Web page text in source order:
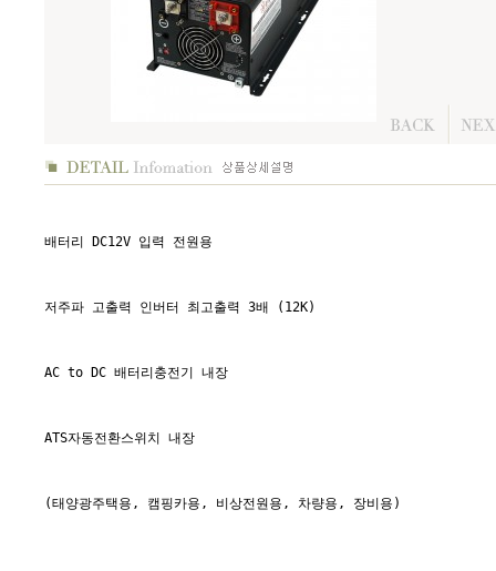
배터리 DC12V 입력 전원용
저주파 고출력 인버터 최고출력 3배 (12K)
AC to DC 배터리충전기 내장
ATS자동전환스위치 내장
(태양광주택용, 캠핑카용, 비상전원용, 차량용, 장비용)